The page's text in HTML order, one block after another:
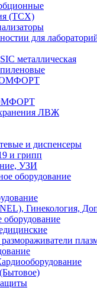
(ТСХ)
для
металлическая
ЛВЖ
и диспенсеры
и грипп
УЗИ
оборудование
Гинекология,
оборудование